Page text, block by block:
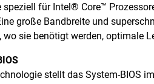
für Intel® Core™
große Bandbreite und
sie benötigt werden, optimale
stellt das System-